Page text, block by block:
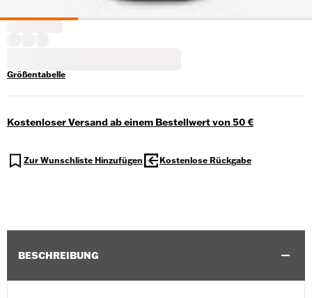
Größentabelle
Kostenloser Versand ab einem Bestellwert von 50 €
Zur Wunschliste Hinzufügen Kostenlose Rückgabe
BESCHREIBUNG